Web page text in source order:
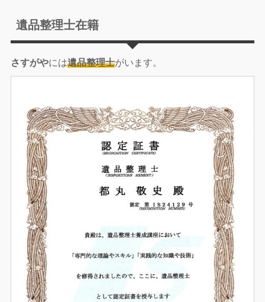
遺品整理士在籍
さすがやには遺品整理士がいます。